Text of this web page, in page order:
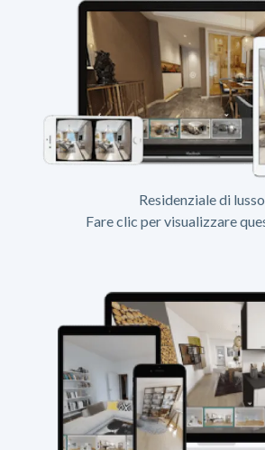
Residenziale di lusso
Fare clic per visualizzare